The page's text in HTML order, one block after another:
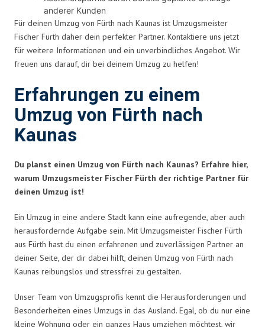
anderer Kunden
Für deinen Umzug von Fürth nach Kaunas ist Umzugsmeister
Fischer Fürth daher dein perfekter Partner. Kontaktiere uns jetzt
für weitere Informationen und ein unverbindliches Angebot. Wir
freuen uns darauf, dir bei deinem Umzug zu helfen!
Erfahrungen zu einem
Umzug von Fürth nach
Kaunas
Du planst einen Umzug von Fürth nach Kaunas? Erfahre hier,
warum Umzugsmeister Fischer Fürth der richtige Partner für
deinen Umzug ist!
Ein Umzug in eine andere Stadt kann eine aufregende, aber auch
herausfordernde Aufgabe sein. Mit Umzugsmeister Fischer Fürth
aus Fürth hast du einen erfahrenen und zuverlässigen Partner an
deiner Seite, der dir dabei hilft, deinen Umzug von Fürth nach
Kaunas reibungslos und stressfrei zu gestalten.
Unser Team von Umzugsprofis kennt die Herausforderungen und
Besonderheiten eines Umzugs in das Ausland. Egal, ob du nur eine
kleine Wohnung oder ein ganzes Haus umziehen möchtest, wir